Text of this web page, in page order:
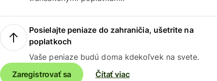
Posielajte peniaze do zahraničia, ušetrite na
poplatkoch
Vaše peniaze budú doma kdekoľvek na svete.
Zaregistrovať sa
Čítať viac